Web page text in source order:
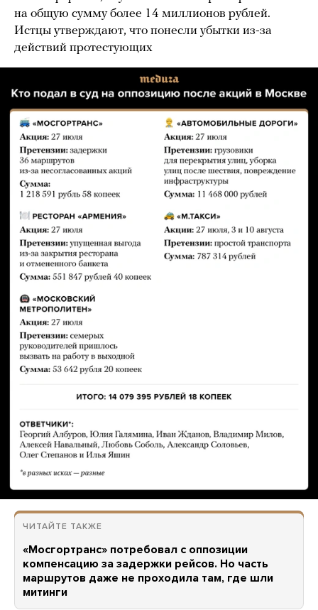
на общую сумму более 14 миллионов рублей.
Истцы утверждают, что понесли убытки из-за
действий протестующих
ЧИТАЙТЕ ТАКЖЕ
«Мосгортранс» потребовал с оппозиции
компенсацию за задержки рейсов. Но часть
маршрутов даже не проходила там, где шли
митинги